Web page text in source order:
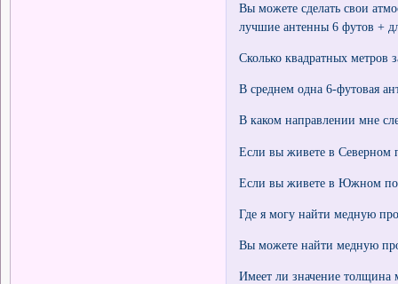
Вы можете сделать свои
лучшие антенны 6 футов +
Сколько квадратных метров
В среднем одна 6-футовая
В каком направлении мне
Если вы живете в Северном
Если вы живете в Южном
Где я могу найти медную
Вы можете найти медную
Имеет ли значение толщина